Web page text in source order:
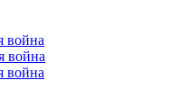
война
война
война